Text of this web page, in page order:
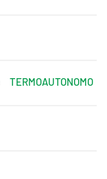
TERMOAUTONOMO